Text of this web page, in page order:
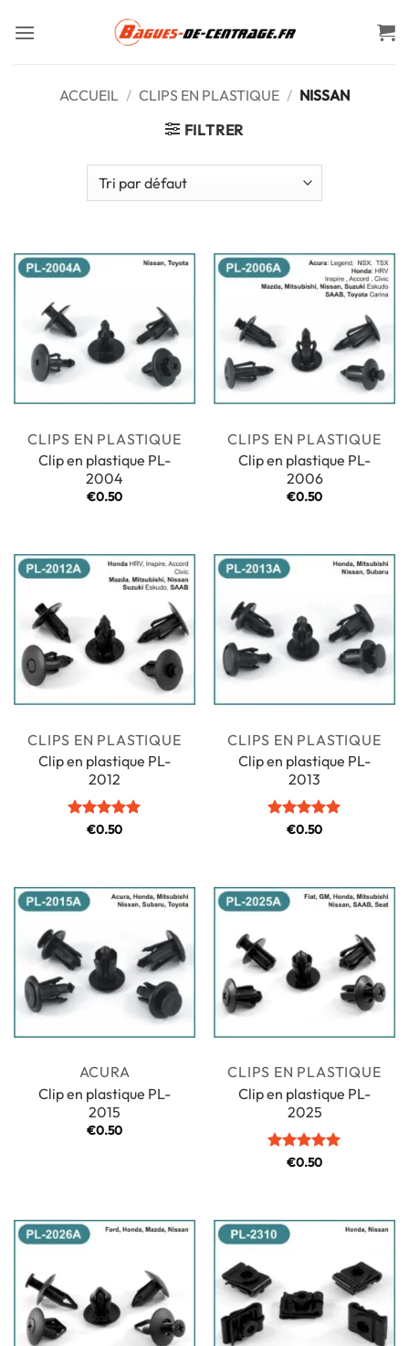
ACCUEIL / CLIPS EN PLASTIQUE / NISSAN
FILTRER
CLIPS EN PLASTIQUE
Clip en plastique PL-
2004
€0.50
CLIPS EN PLASTIQUE
Clip en plastique PL-
2006
€0.50
CLIPS EN PLASTIQUE
Clip en plastique PL-
2012
Note5sur
€0.50
CLIPS EN PLASTIQUE
Clip en plastique PL-
2013
Note5sur
€0.50
ACURA
Clip en plastique PL-
2015
€0.50
CLIPS EN PLASTIQUE
Clip en plastique PL-
2025
Note5sur
€0.50